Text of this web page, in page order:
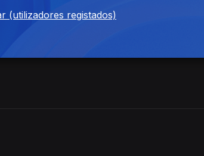
(utilizadores registados)